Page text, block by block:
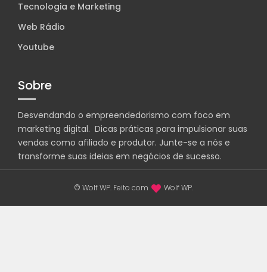
Tecnologia e Marketing
Web Rádio
Youtube
Sobre
Desvendando o empreendedorismo com foco em
marketing digital. Dicas práticas para impulsionar suas
vendas como afiliado e produtor. Junte-se a nós e
transforme suas ideias em negócios de sucesso.
© Wolf WP. Feito com Wolf WP.